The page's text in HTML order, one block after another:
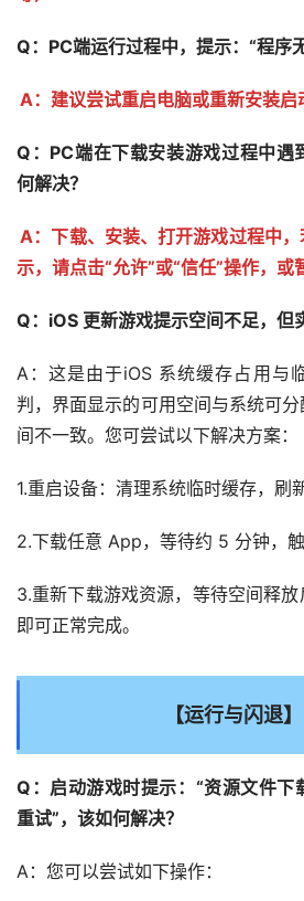
Q：PC端运行过程中，提示：“程序
A：建议尝试重启电脑或重新安装启
Q：PC端在下载安装游戏过程中遇
何解决？
A：下载、安装、打开游戏过程中
示，请点击“允许”或“信任”操作，或
Q：iOS 更新游戏提示空间不足，但
A：这是由于iOS 系统缓存占用与
判，界面显示的可用空间与系统可
间不一致。您可尝试以下解决方案：
1.重启设备：清理系统临时缓存，刷
2.下载任意 App，等待约 5 分钟，触
3.重新下载游戏资源，等待空间释
即可正常完成。
【运行与闪退】
Q：启动游戏时提示：“资源文件下
重试”，该如何解决？
A：您可以尝试如下操作：